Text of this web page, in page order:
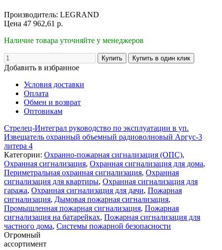
Производитель: LEGRAND
Цена 47 962,61 р.
Наличие товара уточняйте у менеджеров
Добавить в избранное
Условия доставки
Оплата
Обмен и возврат
Оптовикам
Стрелец-Интеграл руководство по эксплуатации в уп.
Извещатель охранный объемный радиоволновый Аргус-3
литера 4
Категории: Охранно-пожарная сигнализация (ОПС),
Охранная сигнализация, Охранная сигнализация для дома,
Периметральная охранная сигнализация, Охранная
сигнализация для квартиры, Охранная сигнализация для
гаража, Охранная сигнализация для дачи, Пожарная
сигнализация, Дымовая пожарная сигнализация,
Промышленная пожарная сигнализация, Пожарная
сигнализация на батарейках, Пожарная сигнализация для
частного дома, Системы пожарной безопасности
Огромный
ассортимент